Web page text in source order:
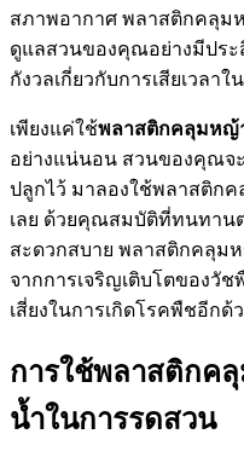
สภาพอากาศ พลาสติกคลุม
ดูแลสวนของคุณอย่างมีปร
กังวลเกี่ยวกับการเสียเวลา
เพียงแค่ใช้พลาสติกคลุมหญ้
อย่างแน่นอน สวนของคุณจ
ปลูกไว้ มาลองใช้พลาสติก
เลย ด้วยคุณสมบัติที่ทนทาน
สะดวกสบาย พลาสติกคลุ
จากการเจริญเติบโตของวั
เสี่ยงในการเกิดโรคพืชอีกด้
การใช้พลาสติกค
น้ำในการรดสวน